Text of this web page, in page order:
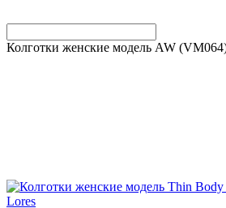
Колготки женские модель AW